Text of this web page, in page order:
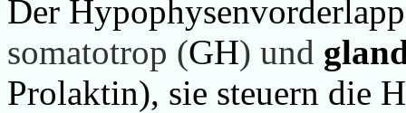
Der
somatotrop (GH) und
Prolaktin), sie steuern die